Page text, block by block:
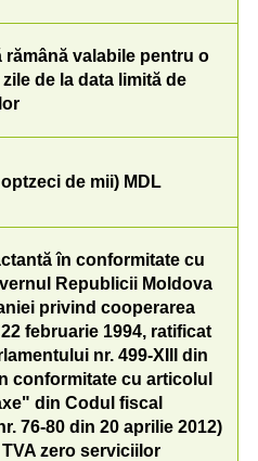
rămână valabile pentru o
de la data limită de
de mii) MDL
în conformitate cu
Republicii Moldova
privind cooperarea
februarie 1994, ratificat
nr. 499-XIII din
conformitate cu articolul
din Codul fiscal
76-80 din 20 aprilie 2012)
zero serviciilor